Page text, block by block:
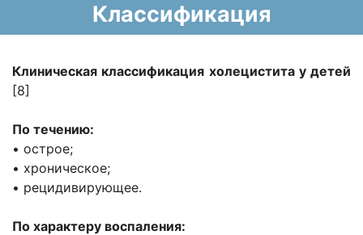
Классификация
Клиническая классификация холецистита у детей
[8]
По течению:
• острое;
• хроническое;
• рецидивирующее.
По характеру воспаления: